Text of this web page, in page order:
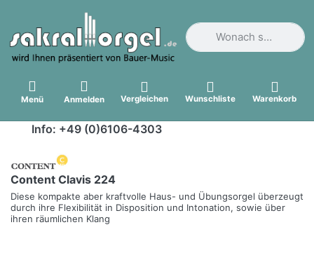
Geben Sie einen
Menü Anmelden Vergleichen Wunschliste Warenkorb
Info: +49 (0)6106-4303
Content Clavis 224
Diese kompakte aber kraftvolle Haus- und Übungsorgel überzeugt
durch ihre Flexibilität in Disposition und Intonation, sowie über
ihren räumlichen Klang